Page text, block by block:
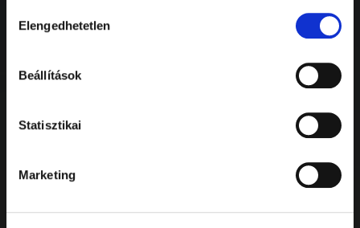
kiválasztása
Elengedhetetlen
Beállítások
Statisztikai
Marketing
Karrier